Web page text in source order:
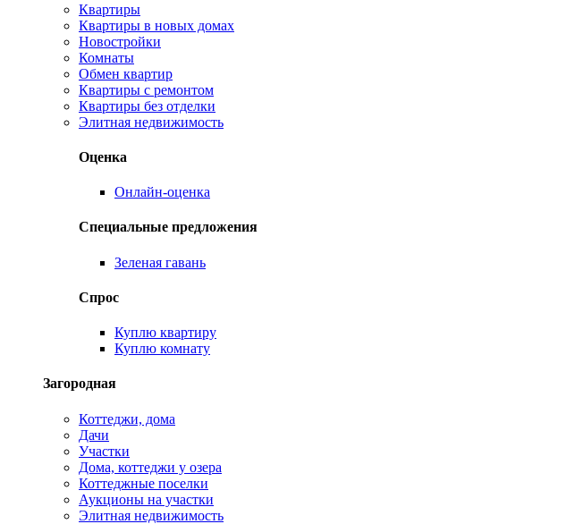
Квартиры
Квартиры в новых домах
Новостройки
Комнаты
Обмен квартир
Квартиры с ремонтом
Квартиры без отделки
Элитная недвижимость
Оценка
Онлайн-оценка
Специальные предложения
Зеленая гавань
Спрос
Куплю квартиру
Куплю комнату
Загородная
Коттеджи, дома
Дачи
Участки
Дома, коттеджи у озера
Коттеджные поселки
Аукционы на участки
Элитная недвижимость